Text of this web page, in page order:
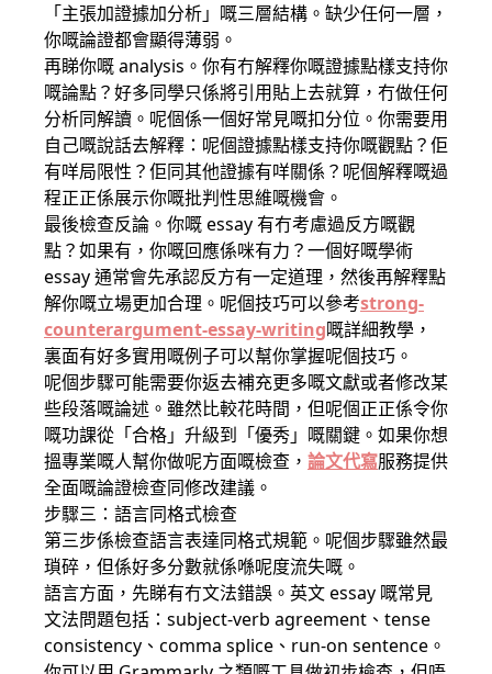
「主張加證據加分析」嘅三層結構。缺少任何一層，
你嘅論證都會顯得薄弱。
再睇你嘅 analysis。你有冇解釋你嘅證據點樣支持你
嘅論點？好多同學只係將引用貼上去就算，冇做任何
分析同解讀。呢個係一個好常見嘅扣分位。你需要用
自己嘅說話去解釋：呢個證據點樣支持你嘅觀點？佢
有咩局限性？佢同其他證據有咩關係？呢個解釋嘅過
程正正係展示你嘅批判性思維嘅機會。
最後檢查反論。你嘅 essay 有冇考慮過反方嘅觀
點？如果有，你嘅回應係咪有力？一個好嘅學術
essay 通常會先承認反方有一定道理，然後再解釋點
解你嘅立場更加合理。呢個技巧可以參考strong-
counterargument-essay-writing嘅詳細教學，
裏面有好多實用嘅例子可以幫你掌握呢個技巧。
呢個步驟可能需要你返去補充更多嘅文獻或者修改某
些段落嘅論述。雖然比較花時間，但呢個正正係令你
嘅功課從「合格」升級到「優秀」嘅關鍵。如果你想
搵專業嘅人幫你做呢方面嘅檢查， 論文代寫服務提供
全面嘅論證檢查同修改建議。
步驟三：語言同格式檢查
第三步係檢查語言表達同格式規範。呢個步驟雖然最
瑣碎，但係好多分數就係喺呢度流失嘅。
語言方面，先睇有冇文法錯誤。英文 essay 嘅常見
文法問題包括：subject-verb agreement、tense
consistency、comma splice、run-on sentence。